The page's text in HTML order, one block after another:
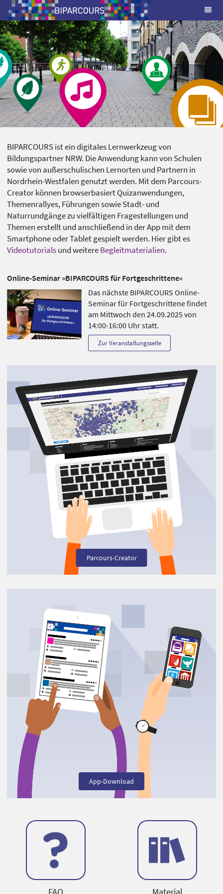
BIPARCOURS ist ein digitales Lernwerkzeug von
Bildungspartner NRW. Die Anwendung kann von Schulen
sowie von außerschulischen Lernorten und Partnern in
Nordrhein-Westfalen genutzt werden. Mit dem Parcours-
Creator können browserbasiert Quizanwendungen,
Themenrallyes, Führungen sowie Stadt- und
Naturrundgänge zu vielfältigen Fragestellungen und
Themen erstellt und anschließend in der App mit dem
Smartphone oder Tablet gespielt werden. Hier gibt es
Videotutorialsund weitereBegleitmaterialien.
Online-Seminar »BIPARCOURS für Fortgeschrittene«
Das nächste BIPARCOURS Online-
Seminar für Fortgeschrittene findet
am Mittwoch den 24.09.2025 von
14:00-16:00 Uhr statt.
Zur Veranstaltungsseite
Parcours-Creator
App-Download